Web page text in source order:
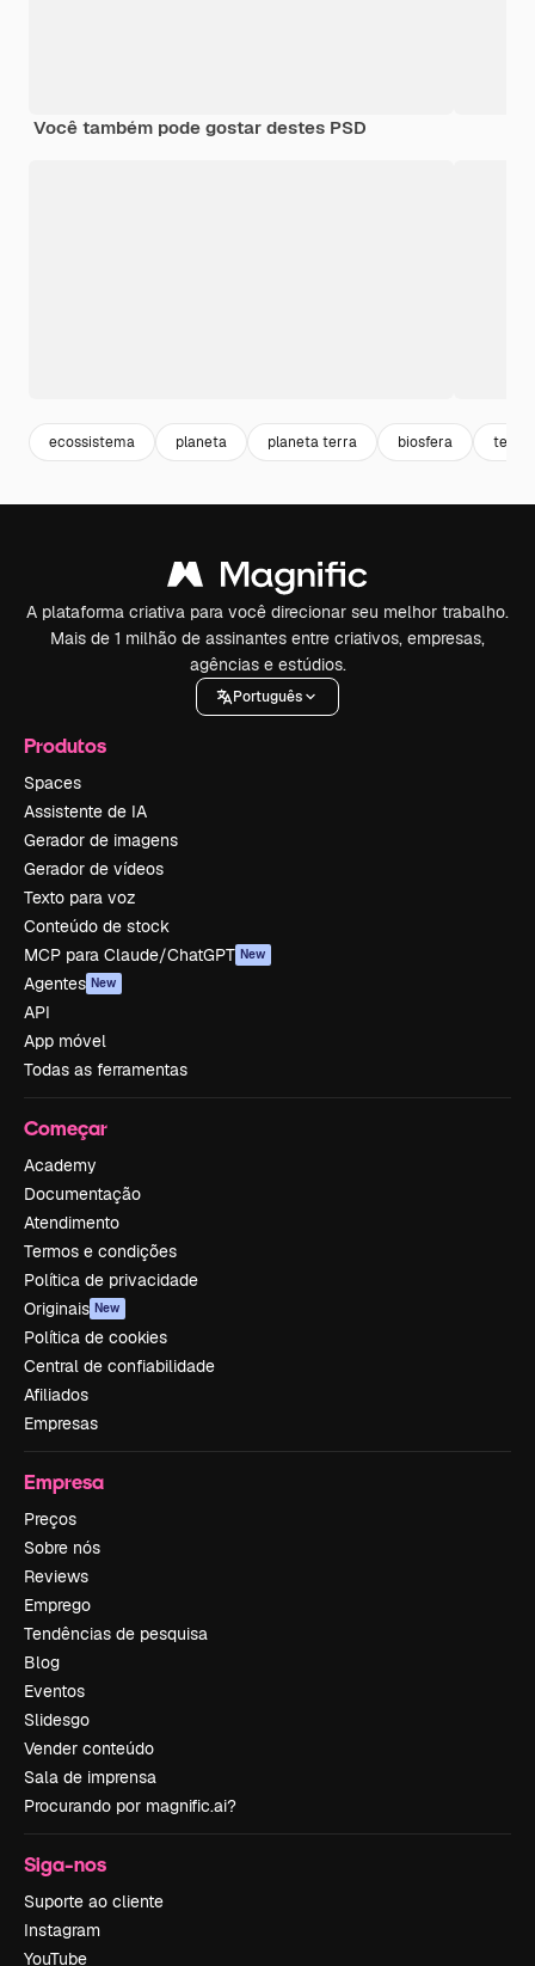
Você também pode gostar destes PSD
ecossistema planeta planeta terra biosfera terra
A plataforma criativa para você direcionar seu melhor trabalho.
Mais de 1 milhão de assinantes entre criativos, empresas,
agências e estúdios.
Português
Produtos
Spaces
Assistente de IA
Gerador de imagens
Gerador de vídeos
Texto para voz
Conteúdo de stock
MCP para Claude/ChatGPT New
Agentes New
API
App móvel
Todas as ferramentas
Começar
Academy
Documentação
Atendimento
Termos e condições
Política de privacidade
Originais New
Política de cookies
Central de confiabilidade
Afiliados
Empresas
Empresa
Preços
Sobre nós
Reviews
Emprego
Tendências de pesquisa
Blog
Eventos
Slidesgo
Vender conteúdo
Sala de imprensa
Procurando por magnific.ai?
Siga-nos
Suporte ao cliente
Instagram
YouTube